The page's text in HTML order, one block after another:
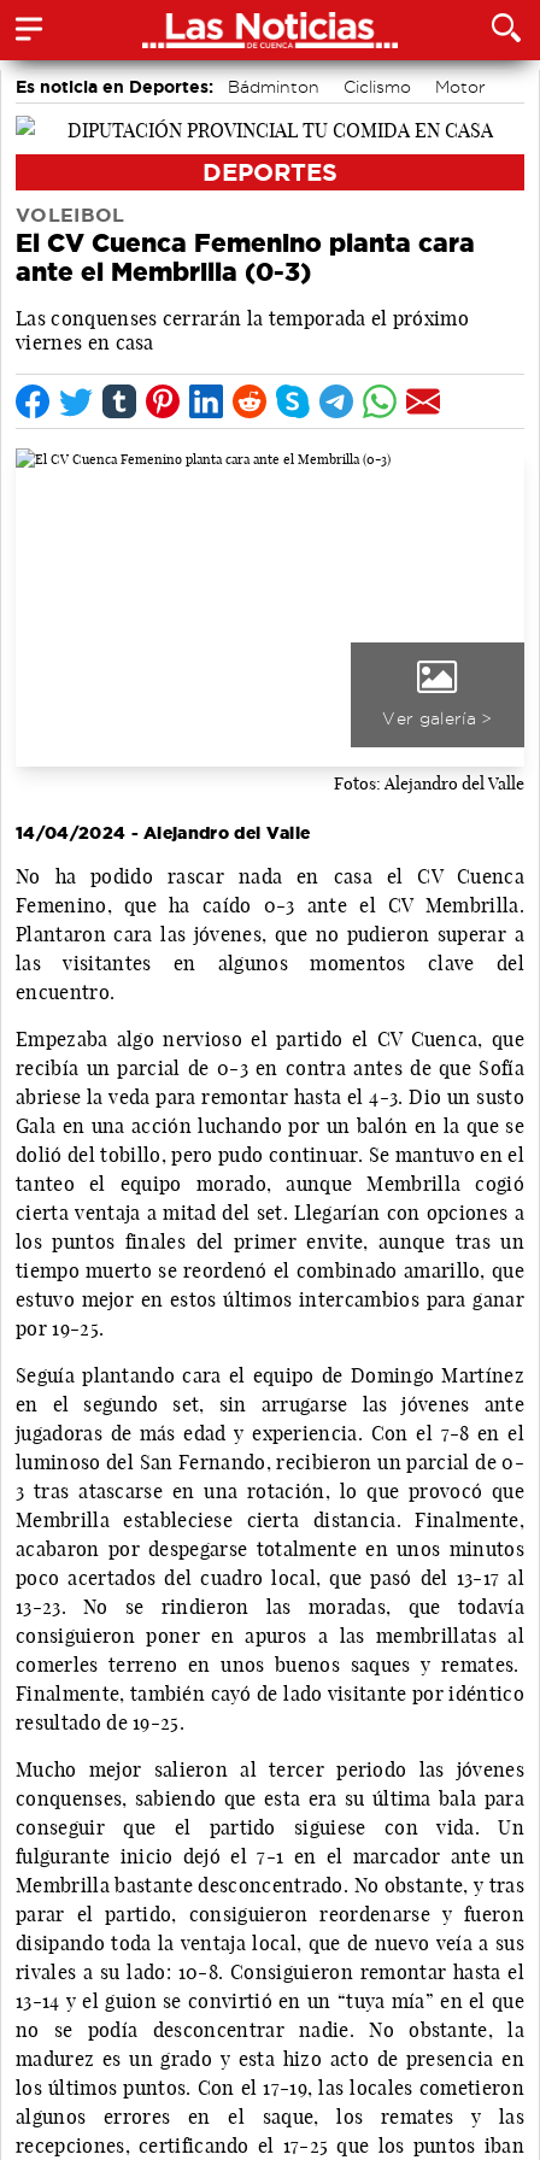
Es noticia en Deportes: Bádminton Ciclismo
Motor
Área de Deportes
DEPORTES
VOLEIBOL
El CV Cuenca Femenino planta cara
ante el Membrilla (0-3)
Las conquenses cerrarán la temporada el próximo
viernes en casa
Ver galería >
Fotos: Alejandro del Valle
14/04/2024 - Alejandro del Valle
No ha podido rascar nada en casa el CV Cuenca
Femenino, que ha caído 0-3 ante el CV Membrilla.
Plantaron cara las jóvenes, que no pudieron superar a
las visitantes en algunos momentos clave del
encuentro.
Empezaba algo nervioso el partido el CV Cuenca, que
recibía un parcial de 0-3 en contra antes de que Sofía
abriese la veda para remontar hasta el 4-3. Dio un susto
Gala en una acción luchando por un balón en la que se
dolió del tobillo, pero pudo continuar. Se mantuvo en el
tanteo el equipo morado, aunque Membrilla cogió
cierta ventaja a mitad del set. Llegarían con opciones a
los puntos finales del primer envite, aunque tras un
tiempo muerto se reordenó el combinado amarillo, que
estuvo mejor en estos últimos intercambios para ganar
por 19-25.
Seguía plantando cara el equipo de Domingo Martínez
en el segundo set, sin arrugarse las jóvenes ante
jugadoras de más edad y experiencia. Con el 7-8 en el
luminoso del San Fernando, recibieron un parcial de 0-
3 tras atascarse en una rotación, lo que provocó que
Membrilla estableciese cierta distancia. Finalmente,
acabaron por despegarse totalmente en unos minutos
poco acertados del cuadro local, que pasó del 13-17 al
13-23. No se rindieron las moradas, que todavía
consiguieron poner en apuros a las membrillatas al
comerles terreno en unos buenos saques y remates.
Finalmente, también cayó de lado visitante por idéntico
resultado de 19-25.
Mucho mejor salieron al tercer periodo las jóvenes
conquenses, sabiendo que esta era su última bala para
conseguir que el partido siguiese con vida. Un
fulgurante inicio dejó el 7-1 en el marcador ante un
Membrilla bastante desconcentrado. No obstante, y tras
parar el partido, consiguieron reordenarse y fueron
disipando toda la ventaja local, que de nuevo veía a sus
rivales a su lado: 10-8. Consiguieron remontar hasta el
13-14 y el guion se convirtió en un “tuya mía” en el que
no se podía desconcentrar nadie. No obstante, la
madurez es un grado y esta hizo acto de presencia en
los últimos puntos. Con el 17-19, las locales cometieron
algunos errores en el saque, los remates y las
recepciones, certificando el 17-25 que los puntos iban